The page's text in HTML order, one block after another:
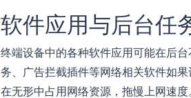
软件应用与后台任
终端设备中的各种软件应用可能在后
务、广告拦截插件等网络相关软件如
在无形中占用网络资源，拖慢上网速